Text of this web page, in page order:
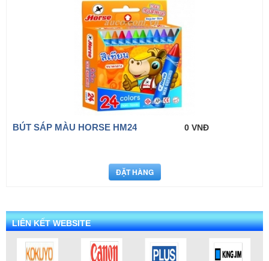
BÚT SÁP MÀU HORSE HM24 0 VNĐ
LIÊN KẾT WEBSITE